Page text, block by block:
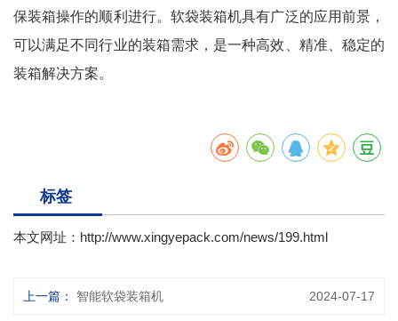
保装箱操作的顺利进行。软袋装箱机具有广泛的应用前景，
可以满足不同行业的装箱需求，是一种高效、精准、稳定的
装箱解决方案。
标签
本文网址： http://www.xingyepack.com/news/199.html
上一篇： 智能软袋装箱机 2024-07-17